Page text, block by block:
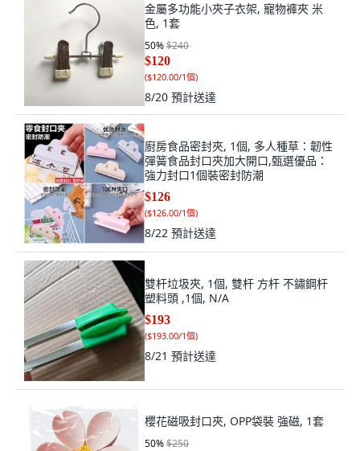
金屬多功能小夾子衣架, 寵物褲夾 米
色, 1套
50%$240
$120
($120.00/1個)
8/20 預計送達
廚房食品密封夾, 1個, 多人種草：韌性
彈簧食品封口夾加大開口,甄選優品：
強力封口1個裝密封防潮
$126
($126.00/1個)
8/22 預計送達
雙杆垃圾夾, 1個, 雙杆 方杆 不鏽鋼杆
塑料頭 ,1個, N/A
$193
($193.00/1個)
8/21 預計送達
櫻花磁吸封口夾, OPP袋裝 強磁, 1套
50%$250